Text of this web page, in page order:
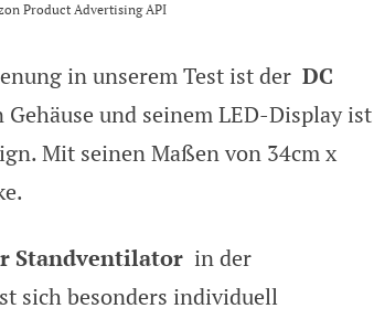
Product Advertising API
in unserem Test ist der DC
und seinem LED-Display ist
Mit seinen Maßen von 34cm x
Standventilatorin der
sich besonders individuell